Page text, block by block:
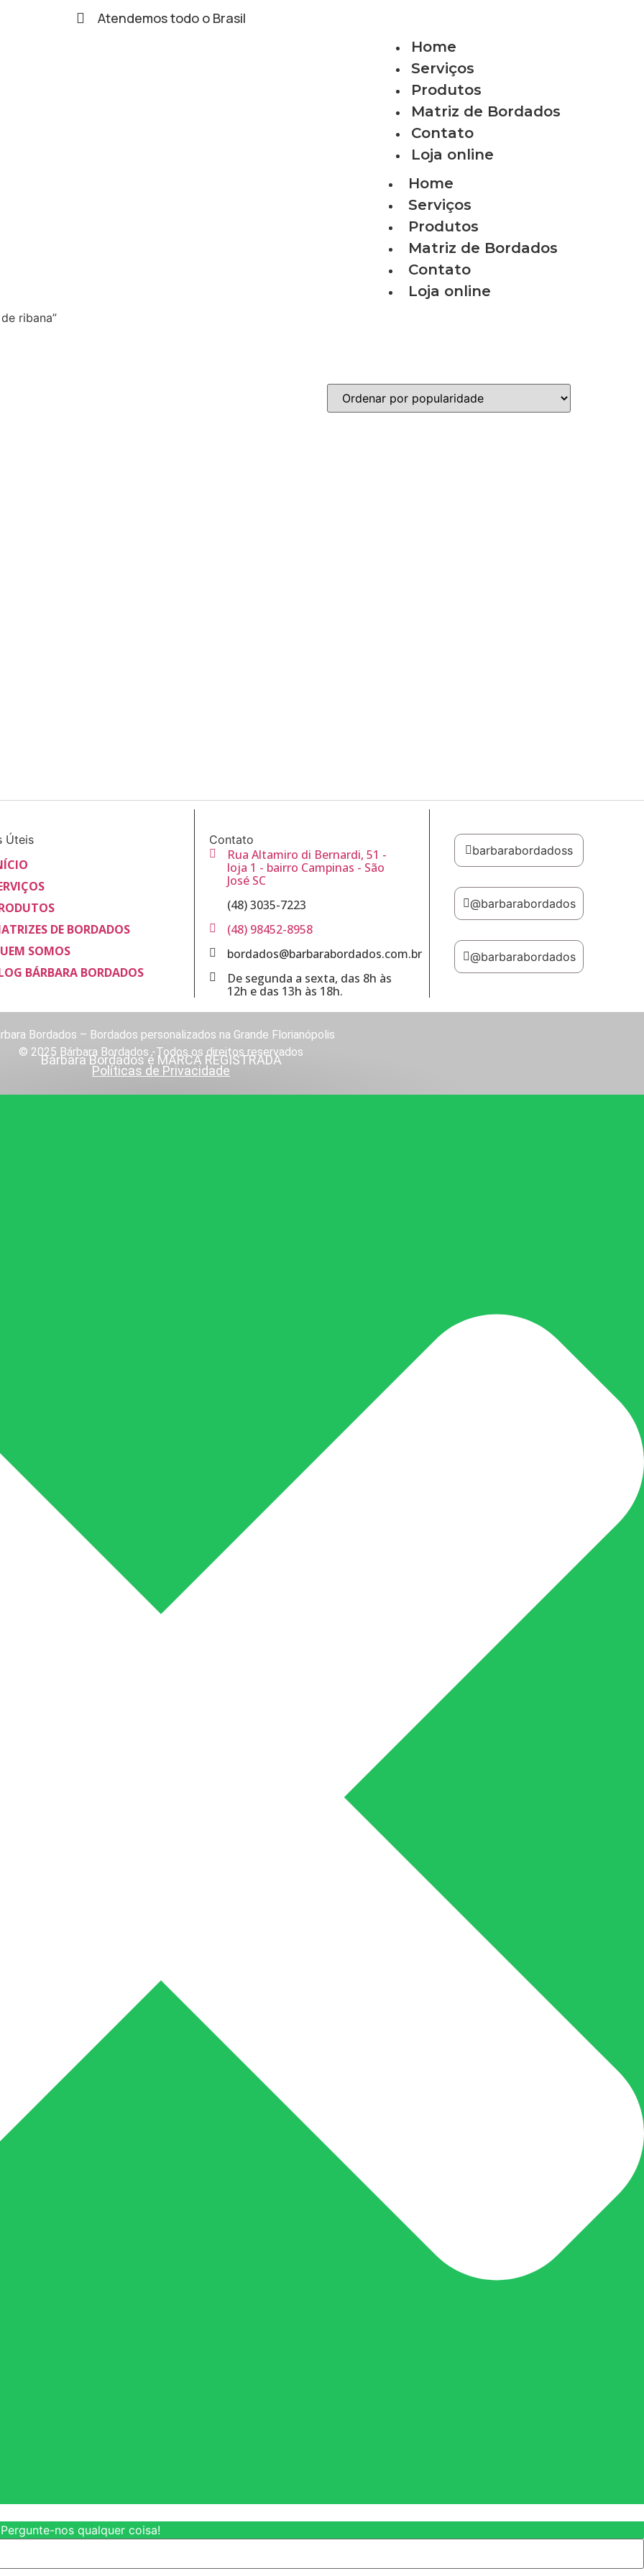
Atendemos todo o Brasil
Home
Serviços
Produtos
Matriz de Bordados
Contato
Loja online
Home
Serviços
Produtos
Matriz de Bordados
Contato
Loja online
ribana”
Úteis
DE BORDADOS
SOMOS
BÁRBARA BORDADOS
Contato
Rua Altamiro di Bernardi, 51 -
loja 1 - bairro Campinas - São
José SC
(48) 3035-7223
(48) 98452-8958
bordados@barbarabordados.com.br
De segunda a sexta, das 8h às
12h e das 13h às 18h.
barbarabordadoss
@barbarabordados
@barbarabordados
Bordados – Bordados personalizados na Grande Florianópolis
© 2025 Bárbara Bordados -Todos os direitos reservados
Bárbara Bordados é MARCA REGISTRADA
Políticas de Privacidade
nos qualquer coisa!